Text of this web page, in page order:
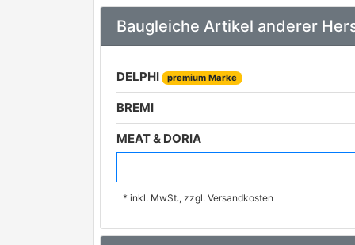
Baugleiche Artikel anderer
DELPHI premium Marke
BREMI
MEAT & DORIA
HELLA
SIDAT
* inkl. MwSt., zzgl. Versandkosten